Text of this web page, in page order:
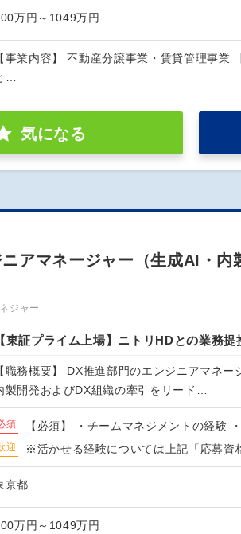
万円～1049万円
【事業内容】 不動産分譲事業・賃貸管理事業
…
気になる
ニアマネージャー（生成AI・
ジャー
【東証プライム上場】ニトリHDとの業務
【職務概要】 DX推進部門のエンジニアマネ
製開発およびDX組織の牽引をリード…
須 【必須】 ・チームマネジメントの経験
迎 ※活かせる経験については上記「応募資
京都
万円～1049万円